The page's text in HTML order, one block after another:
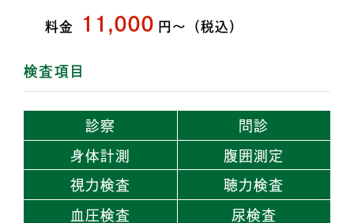
料金 11,000 円〜（税込）
検査項目
診察 問診
身体計測 腹囲測定
視力検査 聴力検査
血圧検査 尿検査